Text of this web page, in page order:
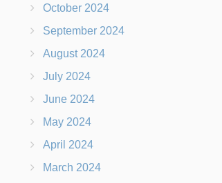
October 2024
September 2024
August 2024
July 2024
June 2024
May 2024
April 2024
March 2024